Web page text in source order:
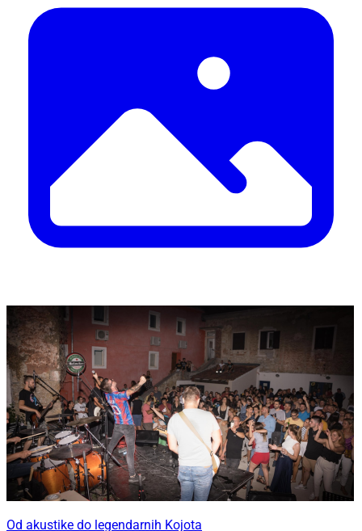
Od akustike do legendarnih Kojota